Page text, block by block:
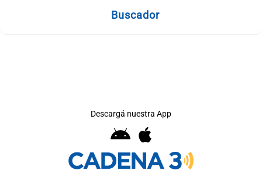
Buscador
Descargá nuestra App